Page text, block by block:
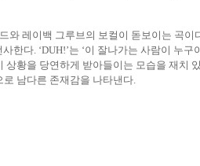
와 레이백 그루브의 보컬이 돋보이는 곡이
사한다. ‘DUH!’는 ‘이 잘나가는 사람이 누구
상황을 당연하게 받아들이는 모습을 재치
로 남다른 존재감을 나타낸다.